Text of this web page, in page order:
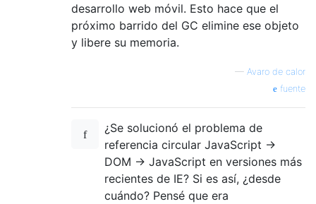
desarrollo web móvil. Esto hace que el
próximo barrido del GC elimine ese objeto
y libere su memoria.
— Avaro de calor
fuente
¿Se solucionó el problema de
referencia circular JavaScript ->
DOM -> JavaScript en versiones más
recientes de IE? Si es así, ¿desde
cuándo? Pensé que era